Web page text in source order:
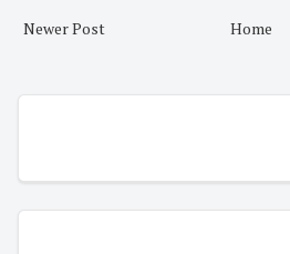
Newer Post Home